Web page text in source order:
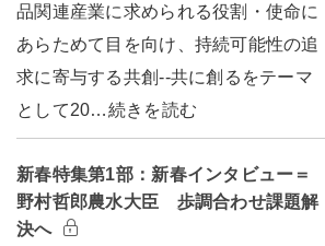
品関連産業に求められる役割・使命に
あらためて目を向け、持続可能性の追
求に寄与する共創--共に創るをテーマ
として20…続きを読む
新春特集第1部：新春インタビュー＝
野村哲郎農水大臣 歩調合わせ課題解
決へ